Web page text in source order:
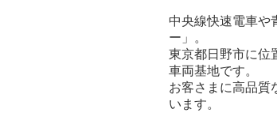
中央線快速電車や
ー」。
東京都日野市に位
車両基地です。
お客さまに高品質
います。